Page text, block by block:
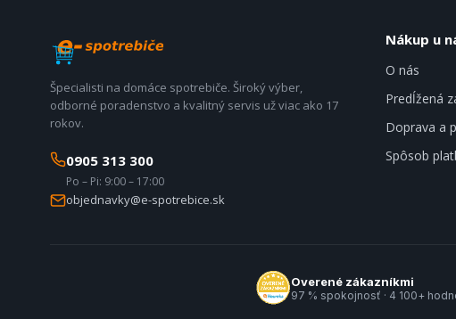
Špecialisti na domáce spotrebiče. Široký výber,
odborné poradenstvo a kvalitný servis už viac ako 17
rokov.
0905 313 300
Po – Pi: 9:00 – 17:00
objednavky@e-spotrebice.sk
Nákup u
O nás
Predĺžená
Doprava a
Spôsob
Overené zákazníkmi
97 % spokojnosť · 4 100+